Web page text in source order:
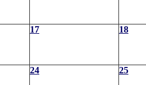
17 18
24 25